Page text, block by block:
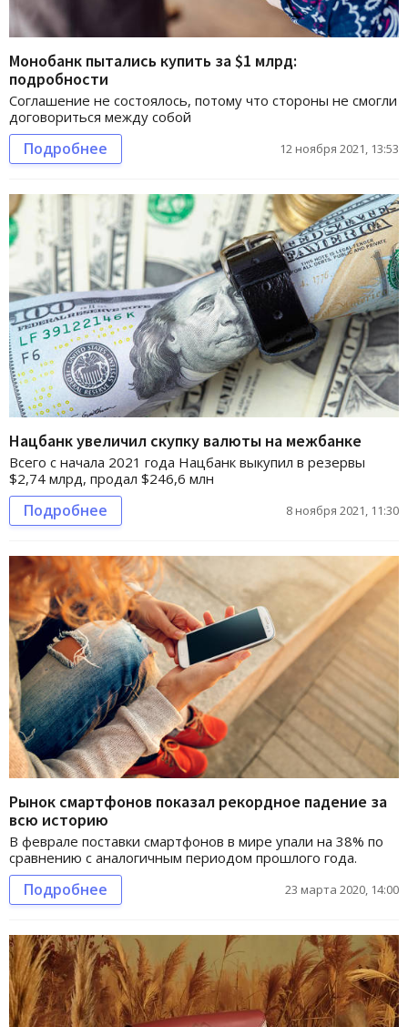
Монобанк пытались купить за $1 млрд:
подробности
Соглашение не состоялось, потому что стороны не смогли
договориться между собой
Подробнее 12 ноября 2021, 13:53
Нацбанк увеличил скупку валюты на межбанке
Всего с начала 2021 года Нацбанк выкупил в резервы
$2,74 млрд, продал $246,6 млн
Подробнее 8 ноября 2021, 11:30
Рынок смартфонов показал рекордное падение за
всю историю
В феврале поставки смартфонов в мире упали на 38% по
сравнению с аналогичным периодом прошлого года.
Подробнее 23 марта 2020, 14:00